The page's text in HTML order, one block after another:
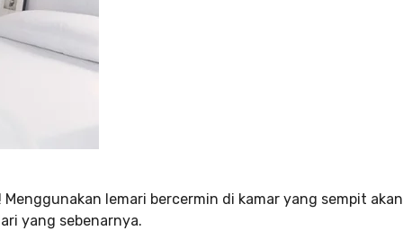
lemari bercermin di kamar yang sempit akan
yang sebenarnya.